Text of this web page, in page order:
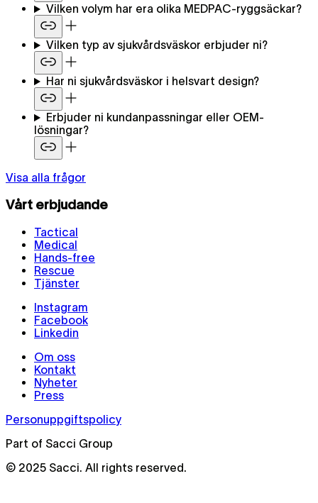
Vilken volym har era olika MEDPAC-ryggsäckar?
Vilken typ av sjukvårdsväskor erbjuder ni?
Har ni sjukvårdsväskor i helsvart design?
Erbjuder ni kundanpassningar eller OEM-
lösningar?
Visa alla frågor
Vårt erbjudande
Tactical
Medical
Hands-free
Rescue
Tjänster
Instagram
Facebook
Linkedin
Om oss
Kontakt
Nyheter
Press
Personuppgiftspolicy
Part of Sacci Group
© 2025 Sacci. All rights reserved.